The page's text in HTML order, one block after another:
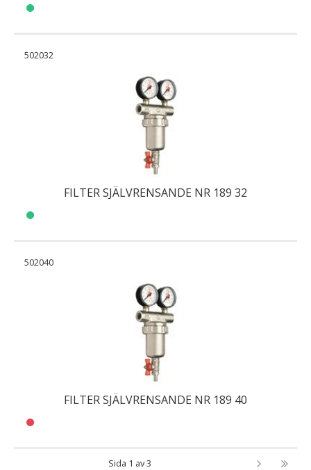
502032
FILTER SJÄLVRENSANDE NR 189 32
502040
FILTER SJÄLVRENSANDE NR 189 40
Sida 1 av 3